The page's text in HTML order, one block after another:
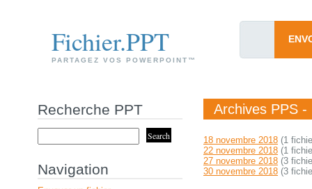
Fichier.PPT
PARTAGEZ VOS POWERPOINT™
Archives PPS
18 novembre 2018 (1
22 novembre 2018 (1
27 novembre 2018 (3
30 novembre 2018 (3
Recherche PPT
Navigation